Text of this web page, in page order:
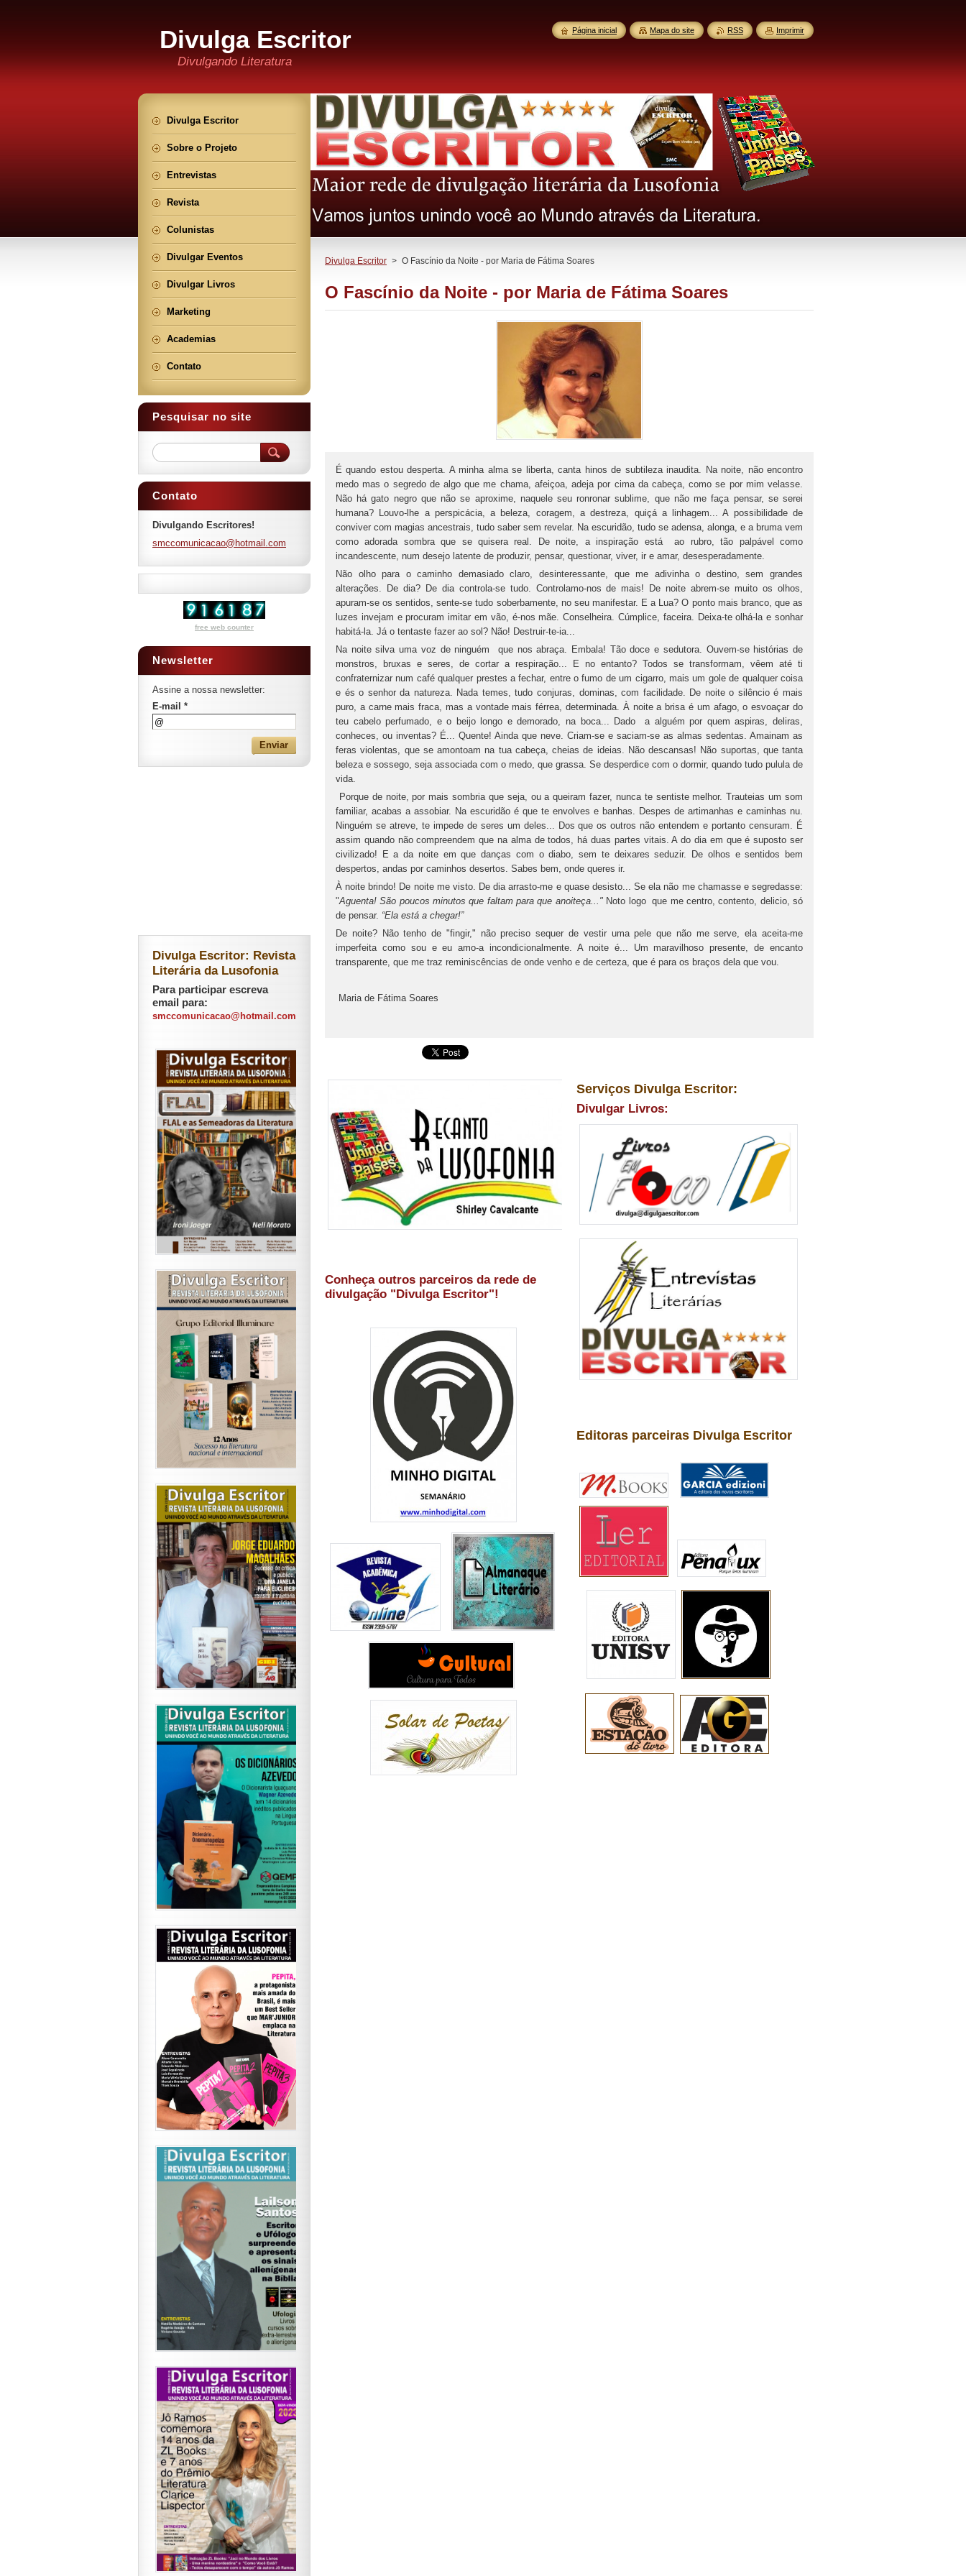
Divulga Escritor
Divulgando Literatura
Divulga Escritor > O Fascínio da Noite - por Maria de Fátima Soares
O Fascínio da Noite - por Maria de Fátima Soares
É quando estou desperta. A minha alma se liberta, canta hinos de subtileza inaudita. Na noite, não encontro
medo mas o segredo de algo que me chama, afeiçoa, adeja por cima da cabeça, como se por mim velasse.
Não há gato negro que não se aproxime, naquele seu ronronar sublime, que não me faça pensar, se serei
humana? Louvo-lhe a perspicácia, a beleza, coragem, a destreza, quiçá a linhagem... A possibilidade de
conviver com magias ancestrais, tudo saber sem revelar. Na escuridão, tudo se adensa, alonga, e a bruma vem
como adorada sombra que se quisera real. De noite, a inspiração está ao rubro, tão palpável como
incandescente, num desejo latente de produzir, pensar, questionar, viver, ir e amar, desesperadamente.
Não olho para o caminho demasiado claro, desinteressante, que me adivinha o destino, sem grandes
alterações. De dia? De dia controla-se tudo. Controlamo-nos de mais! De noite abrem-se muito os olhos,
apuram-se os sentidos, sente-se tudo soberbamente, no seu manifestar. E a Lua? O ponto mais branco, que as
luzes invejam e procuram imitar em vão, é-nos mãe. Conselheira. Cúmplice, faceira. Deixa-te olhá-la e sonhar
habitá-la. Já o tentaste fazer ao sol? Não! Destruir-te-ia...
Na noite silva uma voz de ninguém que nos abraça. Embala! Tão doce e sedutora. Ouvem-se histórias de
monstros, bruxas e seres, de cortar a respiração... E no entanto? Todos se transformam, vêem até ti
confraternizar num café qualquer prestes a fechar, entre o fumo de um cigarro, mais um gole de qualquer coisa
e és o senhor da natureza. Nada temes, tudo conjuras, dominas, com facilidade. De noite o silêncio é mais
puro, a carne mais fraca, mas a vontade mais férrea, determinada. À noite a brisa é um afago, o esvoaçar do
teu cabelo perfumado, e o beijo longo e demorado, na boca... Dado a alguém por quem aspiras, deliras,
conheces, ou inventas? É... Quente! Ainda que neve. Criam-se e saciam-se as almas sedentas. Amainam as
feras violentas, que se amontoam na tua cabeça, cheias de ideias. Não descansas! Não suportas, que tanta
beleza e sossego, seja associada com o medo, que grassa. Se desperdice com o dormir, quando tudo pulula de
vida.
Porque de noite, por mais sombria que seja, ou a queiram fazer, nunca te sentiste melhor. Trauteias um som
familiar, acabas a assobiar. Na escuridão é que te envolves e banhas. Despes de artimanhas e caminhas nu.
Ninguém se atreve, te impede de seres um deles... Dos que os outros não entendem e portanto censuram. É
assim quando não compreendem que na alma de todos, há duas partes vitais. A do dia em que é suposto ser
civilizado! E a da noite em que danças com o diabo, sem te deixares seduzir. De olhos e sentidos bem
despertos, andas por caminhos desertos. Sabes bem, onde queres ir.
À noite brindo! De noite me visto. De dia arrasto-me e quase desisto... Se ela não me chamasse e segredasse:
"Aguenta! São poucos minutos que faltam para que anoiteça..."Noto logo que me centro, contento, delicio, só
de pensar. “Ela está a chegar!”
De noite? Não tenho de "fingir," não preciso sequer de vestir uma pele que não me serve, ela aceita-me
imperfeita como sou e eu amo-a incondicionalmente. A noite é... Um maravilhoso presente, de encanto
transparente, que me traz reminiscências de onde venho e de certeza, que é para os braços dela que vou.
Maria de Fátima Soares
Conheça outros parceiros da rede de
divulgação "Divulga Escritor"!
Serviços Divulga Escritor:
Divulgar Livros:
Editoras parceiras Divulga Escritor
Divulga Escritor
Sobre o Projeto
Entrevistas
Revista
Colunistas
Divulgar Eventos
Divulgar Livros
Marketing
Academias
Contato
Pesquisar no site
Contato
Divulgando Escritores!
smccomunicacao@hotmail.com
free web counter
Newsletter
Assine a nossa newsletter:
E-mail *
Divulga Escritor: Revista
Literária da Lusofonia
Para participar escreva
email para:
smccomunicacao@hotmail.com
Página inicial Mapa do site RSS Imprimir